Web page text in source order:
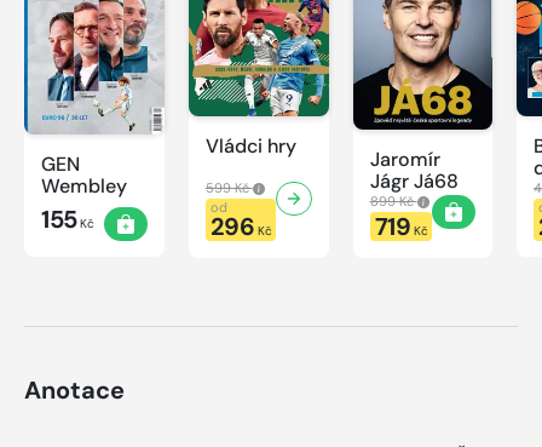
GEN
Wembley
155Kč
Vládci hry
599 Kč
od
296 Kč
Jaromír
Jágr Já68
899 Kč
719 Kč
Anotace